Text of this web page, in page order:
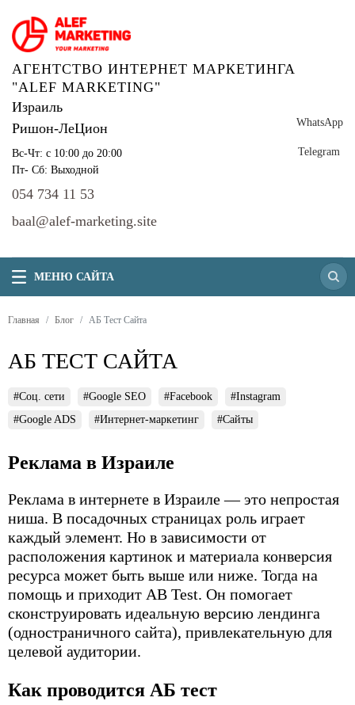
АГЕНТСТВО ИНТЕРНЕТ МАРКЕТИНГА
"ALEF MARKETING"
Израиль
Ришон-ЛеЦион
Вс-Чт: с 10:00 до 20:00
Пт- Сб: Выходной
WhatsApp
Telegram
054 734 11 53
baal@alef-marketing.site
МЕНЮ САЙТА
Главная Блог АБ Тест Сайта
АБ ТЕСТ САЙТА
#Соц. сети #Google SEO #Facebook
#Instagram
#Google ADS
#Интернет-маркетинг #Сайты
Реклама в Израиле
Реклама в интернете в Израиле — это непростая
ниша. В посадочных страницах роль играет
каждый элемент. Но в зависимости от
расположения картинок и материала конверсия
ресурса может быть выше или ниже. Тогда на
помощь и приходит AB Test. Он помогает
сконструировать идеальную версию лендинга
(одностраничного сайта), привлекательную для
целевой аудитории.
Как проводится АБ тест